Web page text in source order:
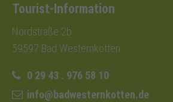
Tourist-Information
Nordstraße 2b
59597 Bad Westernkotten
0 29 43 . 976 58 10
info@badwesternkotten.de